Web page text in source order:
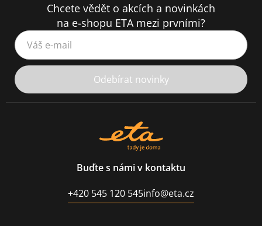
Chcete vědět o akcích a novinkách
na e-shopu ETA mezi prvními?
Váš e-mail
Odebírat novinky
Buďte s námi v kontaktu
+420 545 120 545info@eta.cz